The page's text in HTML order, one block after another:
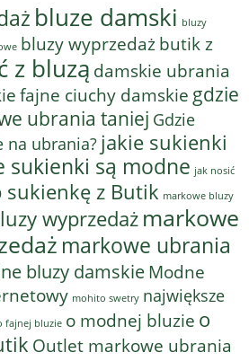
bluze damski bluzy
bluzy wyprzedaż butik z
z bluzą damskie ubrania
fajne ciuchy damskie gdzie
ubrania taniej Gdzie
na ubrania? jakie sukienki
sukienki są modne jak nosić
sukienkę z Butik markowe bluzy
wyprzedaż markowe
markowe ubrania
bluzy damskie Modne
mohito swetry największe
fajnej bluzie o modnej bluzie o
Outlet markowe ubrania